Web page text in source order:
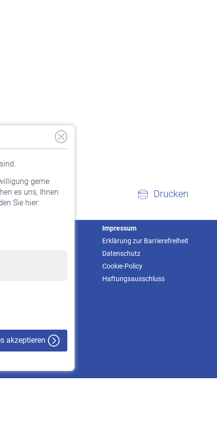
gerne
es uns, Ihnen
Sie hier:
akzeptieren
Drucken
Impressum
Erklärung zur Barrierefreiheit
Datenschutz
Cookie-Policy
Haftungsausschluss